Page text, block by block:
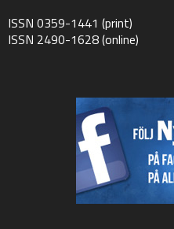
ISSN 0359-1441 (print)
ISSN 2490-1628 (online)